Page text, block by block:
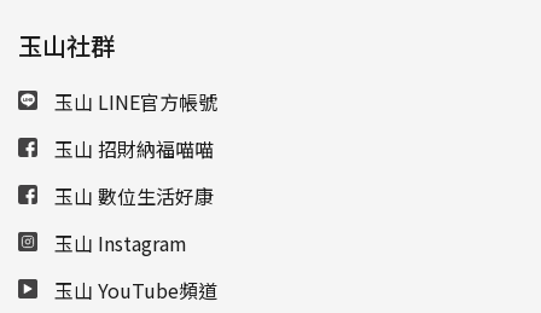
玉山社群
玉山 LINE官方帳號
玉山 招財納福喵喵
玉山 數位生活好康
玉山 Instagram
玉山 YouTube頻道